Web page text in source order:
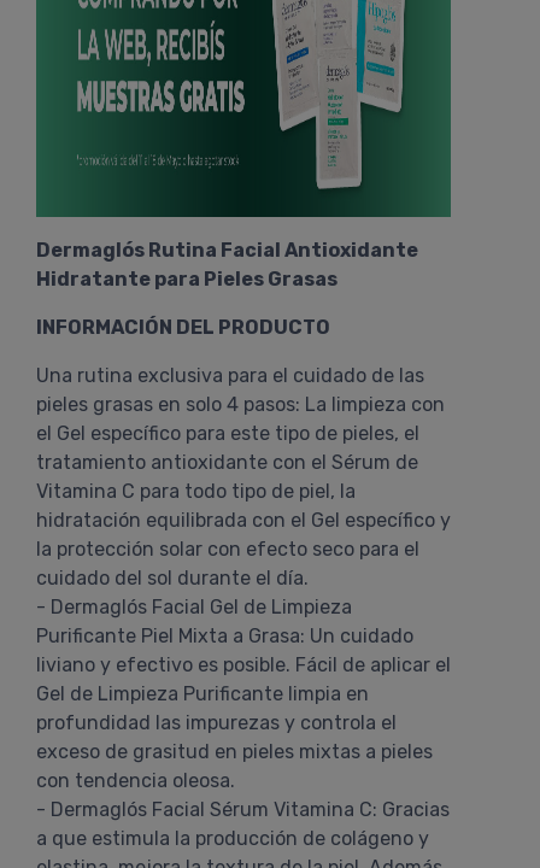
Dermaglós Rutina Facial Antioxidante
Hidratante para Pieles Grasas
INFORMACIÓN DEL PRODUCTO
Una rutina exclusiva para el cuidado de las
pieles grasas en solo 4 pasos: La limpieza con
el Gel específico para este tipo de pieles, el
tratamiento antioxidante con el Sérum de
Vitamina C para todo tipo de piel, la
hidratación equilibrada con el Gel específico y
la protección solar con efecto seco para el
cuidado del sol durante el día.
- Dermaglós Facial Gel de Limpieza
Purificante Piel Mixta a Grasa: Un cuidado
liviano y efectivo es posible. Fácil de aplicar el
Gel de Limpieza Purificante limpia en
profundidad las impurezas y controla el
exceso de grasitud en pieles mixtas a pieles
con tendencia oleosa.
- Dermaglós Facial Sérum Vitamina C: Gracias
a que estimula la producción de colágeno y